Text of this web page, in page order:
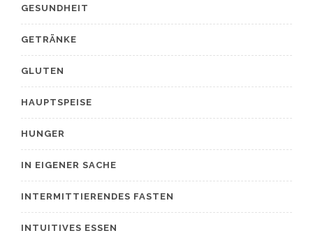
GESUNDHEIT
GETRÄNKE
GLUTEN
HAUPTSPEISE
HUNGER
IN EIGENER SACHE
INTERMITTIERENDES FASTEN
INTUITIVES ESSEN